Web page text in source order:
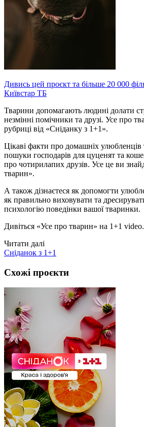
Дивись цей проєкт та більше 20 000
Київстар ТБ
Тварини допомагають людині долати
незмінні помічники та друзі. Усе про
рубриці від «Сніданку з 1+1».
Цікаві факти про домашніх улюбленців
пошуки господарів для цуценят та
про чотирилапих друзів. Усе це ви
тварин».
А також дізнаєтеся як допомогти
як правильно виховувати та
психологію поведінки вашої тваринки.
Дивіться «Усе про тварин» на 1+1 video.
Читати далі
Сніданок з 1+1
Схожі проєкти